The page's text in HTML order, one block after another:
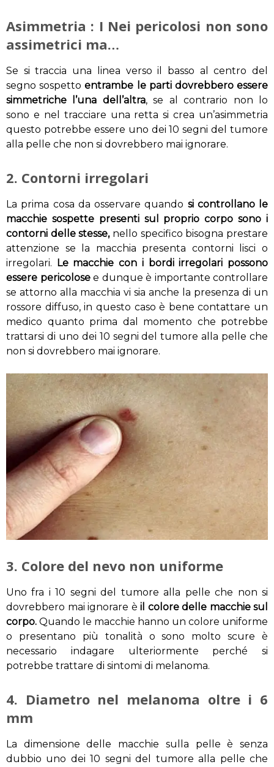
Asimmetria : I Nei pericolosi non sono
assimetrici ma…
Se si traccia una linea verso il basso al centro del
segno sospettoentrambe le parti dovrebbero essere
simmetriche l’una dell’altra, se al contrario non lo
sono e nel tracciare una retta si crea un’asimmetria
questo potrebbe essere uno dei 10 segni del tumore
alla pelle che non si dovrebbero mai ignorare.
2. Contorni irregolari
La prima cosa da osservare quando si controllano le
macchie sospette presenti sul proprio corpo sono i
contorni delle stesse,nello specifico bisogna prestare
attenzione se la macchia presenta contorni lisci o
irregolari. Le macchie con i bordi irregolari possono
essere pericolosee dunque è importante controllare
se attorno alla macchia vi sia anche la presenza di un
rossore diffuso, in questo caso è bene contattare un
medico quanto prima dal momento che potrebbe
trattarsi di uno dei 10 segni del tumore alla pelle che
non si dovrebbero mai ignorare.
3. Colore del nevo non uniforme
Uno fra i 10 segni del tumore alla pelle che non si
dovrebbero mai ignorare è il colore delle macchie sul
corpo. Quando le macchie hanno un colore uniforme
o presentano più tonalità o sono molto scure è
necessario indagare ulteriormente perché si
potrebbe trattare di sintomi di melanoma.
4. Diametro nel melanoma oltre i 6
mm
La dimensione delle macchie sulla pelle è senza
dubbio uno dei 10 segni del tumore alla pelle che